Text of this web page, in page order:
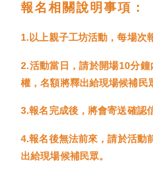
報名相關說明事項：
1.以上親子工坊活動，每場次
2.活動當日，請於開場10分
權，名額將釋出給現場候補民
3.報名完成後，將會寄送確認
4.報名後無法前來，請於活動
出給現場候補民眾。